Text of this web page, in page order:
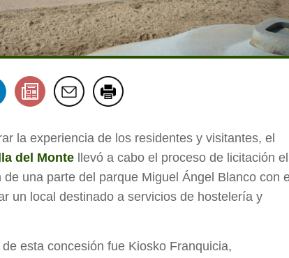
la experiencia de los residentes y visitantes, el
del Monte llevó a cabo el proceso de licitación
una parte del parque Miguel Ángel Blanco con
un local destinado a servicios de hostelería y
esta concesión fue Kiosko Franquicia,